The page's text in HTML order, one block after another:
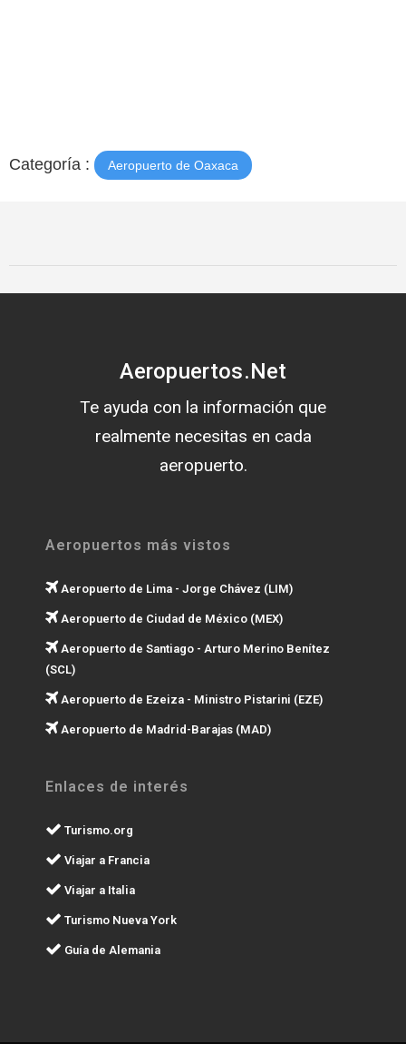
Categoría : Aeropuerto de Oaxaca
Aeropuertos.Net
Te ayuda con la información que
realmente necesitas en cada
aeropuerto.
Aeropuertos más vistos
Aeropuerto de Lima - Jorge Chávez (LIM)
Aeropuerto de Ciudad de México (MEX)
Aeropuerto de Santiago - Arturo Merino Benítez
(SCL)
Aeropuerto de Ezeiza - Ministro Pistarini (EZE)
Aeropuerto de Madrid-Barajas (MAD)
Enlaces de interés
Turismo.org
Viajar a Francia
Viajar a Italia
Turismo Nueva York
Guía de Alemania